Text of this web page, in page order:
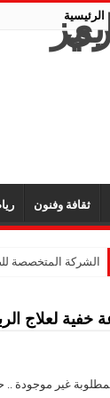
الرئيسية
ثقافة وفنون
الشركة المتخصصة
شركة “KMP” للصناعات البلاستيكية: المعارض تفتح آفاق التعاون والتعريف بجودة المنتج السوري
خفية لعلاج
غير موجودة